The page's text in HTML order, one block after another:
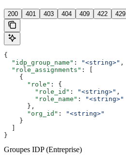
200 401 403 404 409 422 429
{
  "idp_group_name"
: "<string>" ,
  "role_assignments"
: [
    {
      "role"
: {
        "role_id"
: "<string>" ,
        "role_name"
:
"<string>"
      },
      "org_id"
:
"<string>"
    }
}
Groupes IDP (Entreprise)